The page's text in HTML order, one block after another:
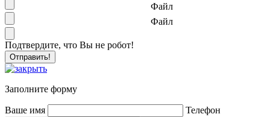
Файл
Файл
Подтвердите, что Вы не робот!
Заполните форму
Ваше имя
Телефон